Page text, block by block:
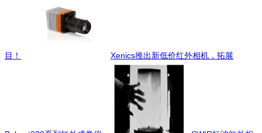
目！ Xenics推出新低价红外相机，拓展